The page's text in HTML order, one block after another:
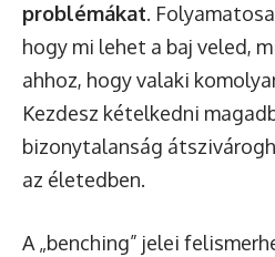
problémákat.
hogy mi lehet a baj veled,
ahhoz, hogy valaki
Kezdesz kételkedni
bizonytalanság
az életedben.
A „benching” jelei